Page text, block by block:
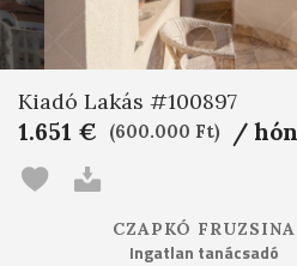
Kiadó Lakás #100897
1.651 € (600.000 Ft) /
CZAPKÓ FRUZSINA
Ingatlan tanácsadó